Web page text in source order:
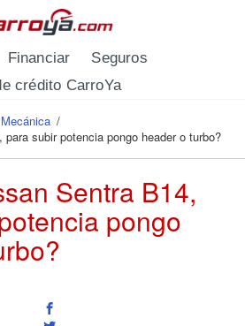
Financiar
Seguros
crédito CarroYa
aquí
Mecánica /
subir potencia pongo header o turbo?
Sentra B14,
pongo